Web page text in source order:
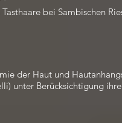
bei Sambischen
der Haut und
unter Berücksichtigung